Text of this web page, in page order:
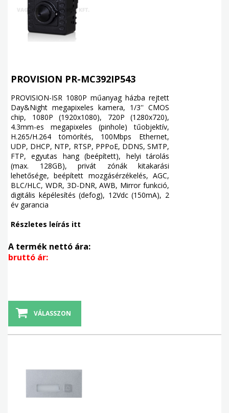
PROVISION PR-MC392IP543
PROVISION-ISR 1080P műanyag házba rejtett
Day&Night megapixeles kamera, 1/3'' CMOS
chip, 1080P (1920x1080), 720P (1280x720),
4.3mm-es megapixeles (pinhole) tűobjektív,
H.265/H.264 tömörítés, 100Mbps Ethernet,
UDP, DHCP, NTP, RTSP, PPPoE, DDNS, SMTP,
FTP, egyutas hang (beépített), helyi tárolás
(max. 128GB), privát zónák kitakarási
lehetősége, beépített mozgásérzékelés, AGC,
BLC/HLC, WDR, 3D-DNR, AWB, Mirror funkció,
digitális képélesítés (defog), 12Vdc (150mA), 2
év garancia
Részletes leírás itt
A termék nettó ára:
bruttó ár:
VÁLASSZON